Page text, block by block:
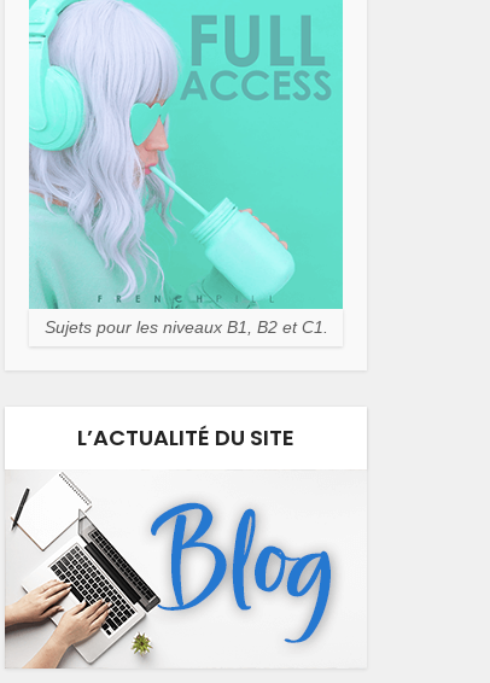
Sujets pour les niveaux B1, B2 et C1.
L’ACTUALITÉ DU SITE